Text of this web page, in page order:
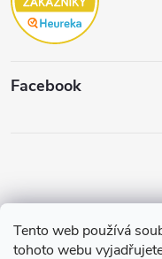
Tento web používá
tohoto webu
Facebook
Copyright 2026